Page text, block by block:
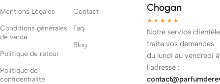
Mentions Légales
Conditions générales
de vente
Politique de retour
Politique de
confidentialité
Contact
Faq
Blog
Chogan
★★★★★
Notre service clientèle
traite vos demandes
du lundi au vendredi à
l’adresse :